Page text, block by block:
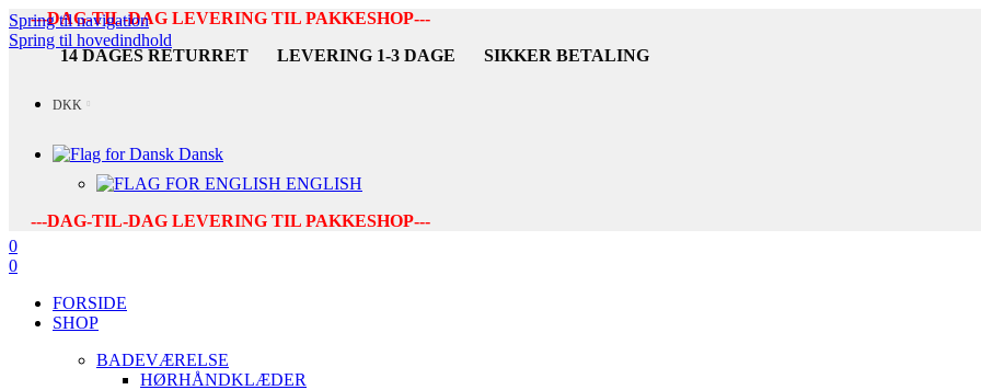
Spring til navigation
Spring til hovedindhold
---DAG-TIL-DAG LEVERING TIL PAKKESHOP---
14 DAGES RETURRET
LEVERING 1-3 DAGE SIKKER BETALING
DKK
Dansk
ENGLISH
---DAG-TIL-DAG LEVERING TIL PAKKESHOP---
0
0
FORSIDE
SHOP
BADEVÆRELSE
HØRHÅNDKLÆDER